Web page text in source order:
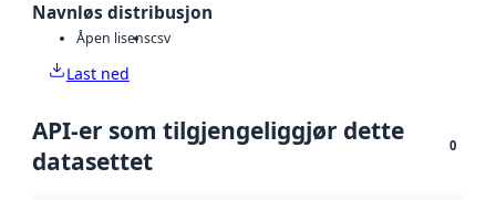
Navnløs distribusjon
Åpen lisenscsv
Last ned
API-er som tilgjengeliggjør dette
datasettet
0